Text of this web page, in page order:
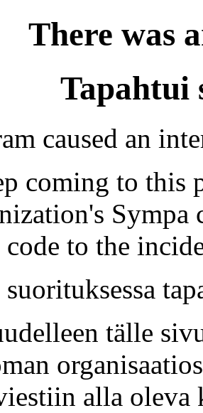
There was
Tapahtui
caused an
coming to this
Sympa
to the
tälle
alla oleva